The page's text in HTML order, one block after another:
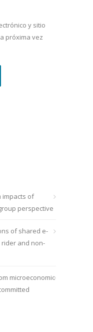
y sitio
próxima vez
impacts of
perspective
of shared e-
and non-
microeconomic